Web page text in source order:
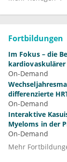
Fortbildungen
Im Fokus – die
On-Demand
differenzierte
On-Demand
Interaktive
Myeloms in der
On-Demand
Mehr